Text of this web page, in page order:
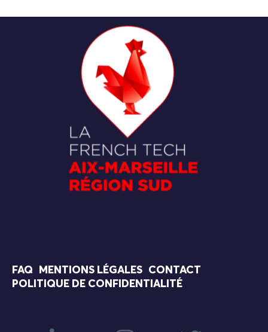
FAQ MENTIONS LÉGALES
CONTACT
POLITIQUE DE CONFIDENTIALITÉ